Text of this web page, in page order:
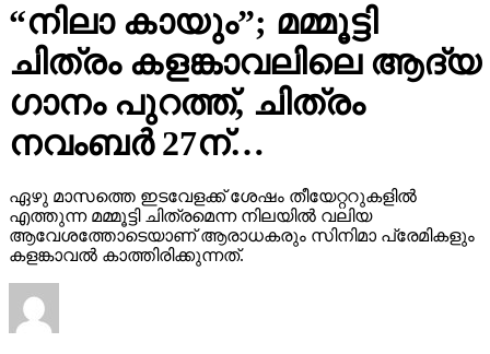
“നിലാ കായും”; മമ്മൂട്ടി
ചിത്രം കളങ്കാവലിലെ ആദ്യ
ഗാനം പുറത്ത്, ചിത്രം
നവംബർ 27ന്…
ഏഴു മാസത്തെ ഇടവേളക്ക് ശേഷം തീയേറ്ററുകളിൽ
എത്തുന്ന മമ്മൂട്ടി ചിത്രമെന്ന നിലയിൽ വലിയ
ആവേശത്തോടെയാണ് ആരാധകരും സിനിമാ പ്രേമികളും
കളങ്കാവൽ കാത്തിരിക്കുന്നത്.